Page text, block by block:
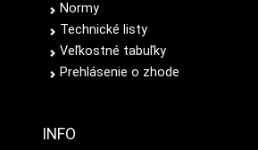
Normy
Technické listy
Veľkostné tabuľky
Prehlásenie o zhode
INFO